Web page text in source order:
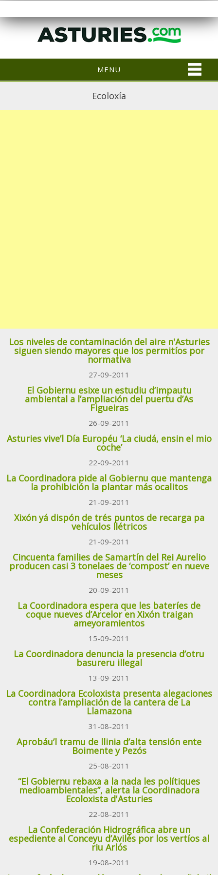
MENU
Ecoloxía
Los niveles de contaminación del aire n'Asturies
siguen siendo mayores que los permitíos por
normativa
27-09-2011
El Gobiernu esixe un estudiu d’impautu
ambiental a l’ampliación del puertu d’As
Figueiras
26-09-2011
Asturies vive’l Día Européu ‘La ciudá, ensin el mio
coche’
22-09-2011
La Coordinadora pide al Gobiernu que mantenga
la prohibición la plantar más ocalitos
21-09-2011
Xixón yá dispón de trés puntos de recarga pa
vehículos llétricos
21-09-2011
Cincuenta families de Samartín del Rei Aurelio
producen casi 3 tonelaes de ‘compost’ en nueve
meses
20-09-2011
La Coordinadora espera que les bateríes de
coque nueves d’Arcelor en Xixón traigan
ameyoramientos
15-09-2011
La Coordinadora denuncia la presencia d’otru
basureru illegal
13-09-2011
La Coordinadora Ecoloxista presenta alegaciones
contra l’ampliación de la cantera de La
Llamazona
31-08-2011
Aprobáu’l tramu de llinia d’alta tensión ente
Boimente y Pezós
25-08-2011
“El Gobiernu rebaxa a la nada les polítiques
medioambientales”, alerta la Coordinadora
Ecoloxista d'Asturies
22-08-2011
La Confederación Hidrográfica abre un
espediente al Conceyu d’Avilés por los vertíos al
riu Arlós
19-08-2011